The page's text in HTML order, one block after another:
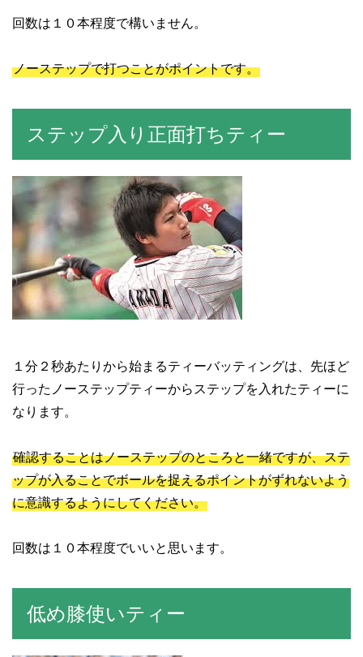
回数は１０本程度で構いません。
ノーステップで打つことがポイントです。
ステップ入り正面打ちティー
１分２秒あたりから始まるティーバッティングは、先ほど
行ったノーステップティーからステップを入れたティーに
なります。
確認することはノーステップのところと一緒ですが、ステ
ップが入ることでボールを捉えるポイントがずれないよう
に意識するようにしてください。
回数は１０本程度でいいと思います。
低め膝使いティー